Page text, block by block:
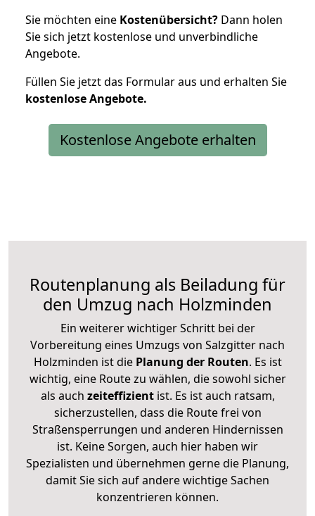
Sie möchten eine Kostenübersicht? Dann holen
Sie sich jetzt kostenlose und unverbindliche
Angebote.
Füllen Sie jetzt das Formular aus und erhalten Sie
kostenloseAngebote.
Kostenlose Angebote erhalten
Routenplanung als Beiladung für
den Umzug nach Holzminden
Ein weiterer wichtiger Schritt bei der
Vorbereitung eines Umzugs von Salzgitter nach
Holzminden ist diePlanung der Routen. Es ist
wichtig, eine Route zu wählen, die sowohl sicher
als auch zeiteffizientist. Es ist auch ratsam,
sicherzustellen, dass die Route frei von
Straßensperrungen und anderen Hindernissen
ist. Keine Sorgen, auch hier haben wir
Spezialisten und übernehmen gerne die Planung,
damit Sie sich auf andere wichtige Sachen
konzentrieren können.